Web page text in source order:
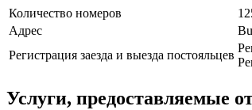
Количество номеров
Адрес
Регистрация заезда и выезда постояльцев
Услуги, предоставляемые